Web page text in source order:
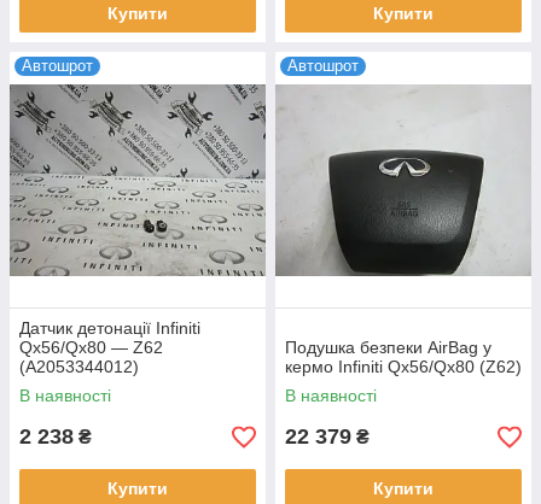
Купити Купити
Автошрот
Датчик детонації Infiniti
Qx56/Qx80 — Z62
(A2053344012)
В наявності
2 238 ₴
Купити
Автошрот
Подушка безпеки AirBag у
кермо Infiniti Qx56/Qx80 (Z62)
В наявності
22 379 ₴
Купити